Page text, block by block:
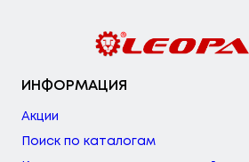
ИНФОРМАЦИЯ
Акции
Поиск по каталогам